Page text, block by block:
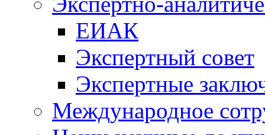
ЕИАК
Экспертный совет
Экспертные
Международное